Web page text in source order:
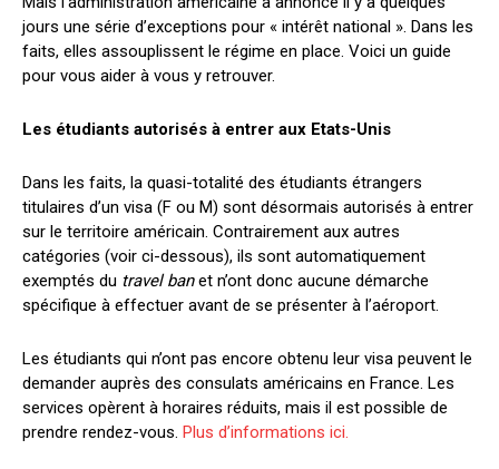
jours une série d’exceptions pour « intérêt national ». Dans les
faits, elles assouplissent le régime en place. Voici un guide
pour vous aider à vous y retrouver.
Les étudiants autorisés à entrer aux Etats-Unis
Dans les faits, la quasi-totalité des étudiants étrangers
titulaires d’un visa (F ou M) sont désormais autorisés à entrer
sur le territoire américain. Contrairement aux autres
catégories (voir ci-dessous), ils sont automatiquement
exemptés du travel banet n’ont donc aucune démarche
spécifique à effectuer avant de se présenter à l’aéroport.
Les étudiants qui n’ont pas encore obtenu leur visa peuvent le
demander auprès des consulats américains en France. Les
services opèrent à horaires réduits, mais il est possible de
prendre rendez-vous. Plus d’informations ici.